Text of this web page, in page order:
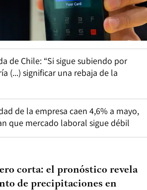
de Chile: “Si sigue subiendo por
(...) significar una rebaja de la
de la empresa caen 4,6% a mayo,
que mercado laboral sigue débil
corta: el pronóstico revela
de precipitaciones en